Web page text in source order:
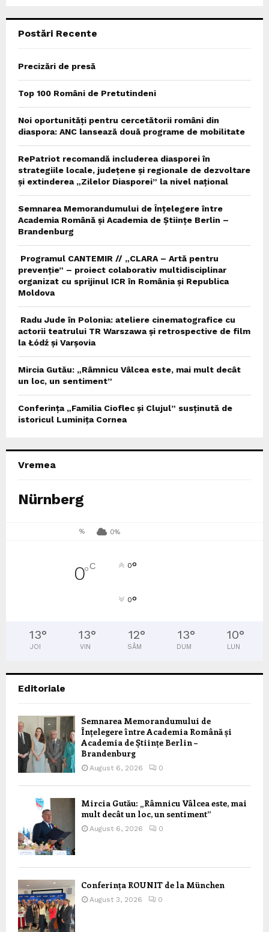
Postări Recente
Precizări de presă
Top 100 Români de Pretutindeni
Noi oportunități pentru cercetătorii români din
diaspora: ANC lansează două programe de mobilitate
RePatriot recomandă includerea diasporei în
strategiile locale, județene și regionale de dezvoltare
și extinderea „Zilelor Diasporei” la nivel național
Semnarea Memorandumului de Înțelegere între
Academia Română și Academia de Științe Berlin –
Brandenburg
Programul CANTEMIR // „CLARA – Artă pentru
prevenție” – proiect colaborativ multidisciplinar
organizat cu sprijinul ICR în România și Republica
Moldova
Radu Jude în Polonia: ateliere cinematografice cu
actorii teatrului TR Warszawa și retrospective de film
la Łódź și Varșovia
Mircia Gutău: „Râmnicu Vâlcea este, mai mult decât
un loc, un sentiment”
Conferința „Familia Cioflec și Clujul” susținută de
istoricul Luminița Cornea
Vremea
Nürnberg
% 0%
0°C 0°
0°
13°
JOI
13°
VIN
12°
SÂM
13°
DUM
10°
LUN
Editoriale
Semnarea Memorandumului de
Înțelegere între Academia Română și
Academia de Științe Berlin –
Brandenburg
August 6, 2026 0
Mircia Gutău: „Râmnicu Vâlcea este, mai
mult decât un loc, un sentiment”
August 6, 2026 0
Conferința ROUNIT de la München
August 3, 2026 0